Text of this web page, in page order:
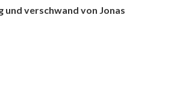
und verschwand von Jonas